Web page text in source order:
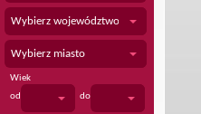
Wybierz województwo
Wybierz miasto
Wiek
od
do